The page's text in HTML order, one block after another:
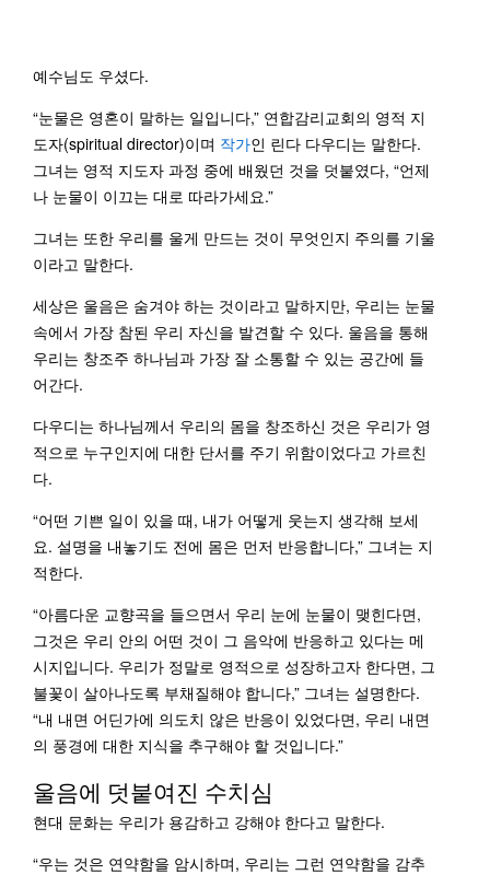
예수님도 우셨다.
“눈물은 영혼이 말하는 일입니다,” 연합감리교회의 영적 지
도자(spiritual director)이며 작가인 린다 다우디는 말한다.
그녀는 영적 지도자 과정 중에 배웠던 것을 덧붙였다, “언제
나 눈물이 이끄는 대로 따라가세요.”
그녀는 또한 우리를 울게 만드는 것이 무엇인지 주의를 기울
이라고 말한다.
세상은 울음은 숨겨야 하는 것이라고 말하지만, 우리는 눈물
속에서 가장 참된 우리 자신을 발견할 수 있다. 울음을 통해
우리는 창조주 하나님과 가장 잘 소통할 수 있는 공간에 들
어간다.
다우디는 하나님께서 우리의 몸을 창조하신 것은 우리가 영
적으로 누구인지에 대한 단서를 주기 위함이었다고 가르친
다.
“어떤 기쁜 일이 있을 때, 내가 어떻게 웃는지 생각해 보세
요. 설명을 내놓기도 전에 몸은 먼저 반응합니다,” 그녀는 지
적한다.
“아름다운 교향곡을 들으면서 우리 눈에 눈물이 맺힌다면,
그것은 우리 안의 어떤 것이 그 음악에 반응하고 있다는 메
시지입니다. 우리가 정말로 영적으로 성장하고자 한다면, 그
불꽃이 살아나도록 부채질해야 합니다,” 그녀는 설명한다.
“내 내면 어딘가에 의도치 않은 반응이 있었다면, 우리 내면
의 풍경에 대한 지식을 추구해야 할 것입니다.”
울음에 덧붙여진 수치심
현대 문화는 우리가 용감하고 강해야 한다고 말한다.
“우는 것은 연약함을 암시하며, 우리는 그런 연약함을 감추